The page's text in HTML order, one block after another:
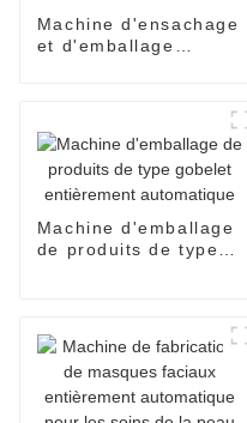
Machine d'ensachage
et d'emballage
Machine d'emballage
de produits de type